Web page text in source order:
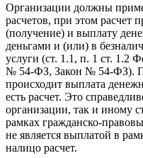
Организации должны
расчетов, при этом расчет
(получение) и выплату
деньгами и (или) в
услуги (ст. 1.1, п. 1 ст. 1.2
№ 54-ФЗ, Закон № 54-ФЗ).
происходит выплата
есть расчет. Это
организации, так и иному
рамках гражданско-
не является выплатой в
налицо расчет.